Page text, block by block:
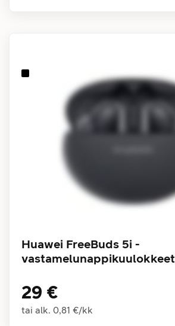
Huawei FreeBuds 5i -
vastamelunappikuulokkeet
29 €
tai alk. 0,81 €/kk